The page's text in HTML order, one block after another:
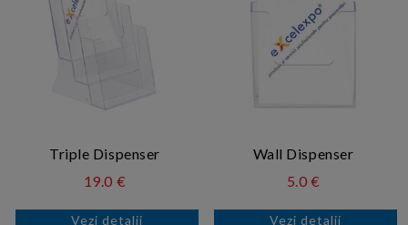
Triple Dispenser
19.0 €
Vezi detalii
Wall Dispenser
5.0 €
Vezi detalii